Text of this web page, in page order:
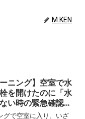
M.KEN
ニング】空室で水
を開けたのに「水
い時の緊急確認手
グで空室に入り、いざ